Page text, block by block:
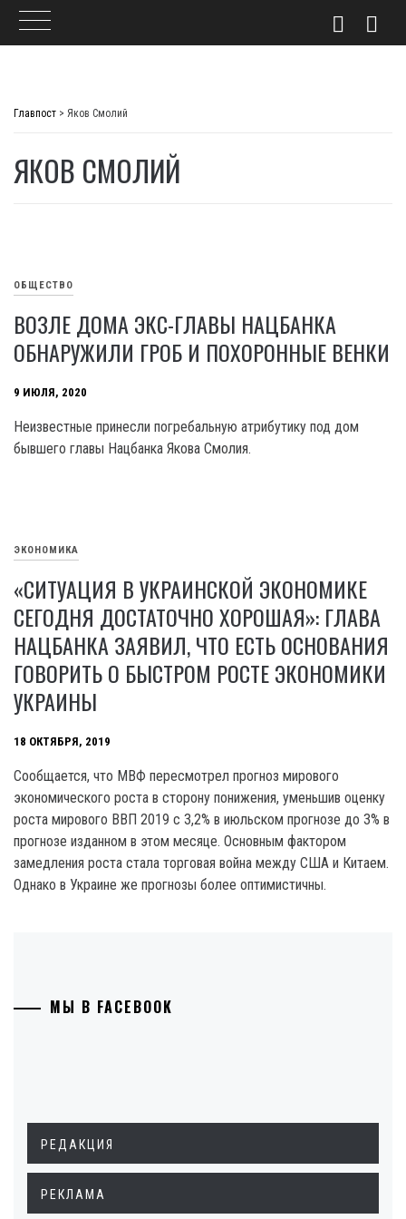
Главпост > Яков Смолий
ЯКОВ СМОЛИЙ
ОБЩЕСТВО
ВОЗЛЕ ДОМА ЭКС-ГЛАВЫ НАЦБАНКА
ОБНАРУЖИЛИ ГРОБ И ПОХОРОННЫЕ ВЕНКИ
9 ИЮЛЯ, 2020
Неизвестные принесли погребальную атрибутику под дом
бывшего главы Нацбанка Якова Смолия.
ЭКОНОМИКА
«СИТУАЦИЯ В УКРАИНСКОЙ ЭКОНОМИКЕ
СЕГОДНЯ ДОСТАТОЧНО ХОРОШАЯ»: ГЛАВА
НАЦБАНКА ЗАЯВИЛ, ЧТО ЕСТЬ ОСНОВАНИЯ
ГОВОРИТЬ О БЫСТРОМ РОСТЕ ЭКОНОМИКИ
УКРАИНЫ
18 ОКТЯБРЯ, 2019
Сообщается, что МВФ пересмотрел прогноз мирового
экономического роста в сторону понижения, уменьшив оценку
роста мирового ВВП 2019 с 3,2% в июльском прогнозе до 3% в
прогнозе изданном в этом месяце. Основным фактором
замедления роста стала торговая война между США и Китаем.
Однако в Украине же прогнозы более оптимистичны.
МЫ В FACEBOOK
РЕДАКЦИЯ
РЕКЛАМА